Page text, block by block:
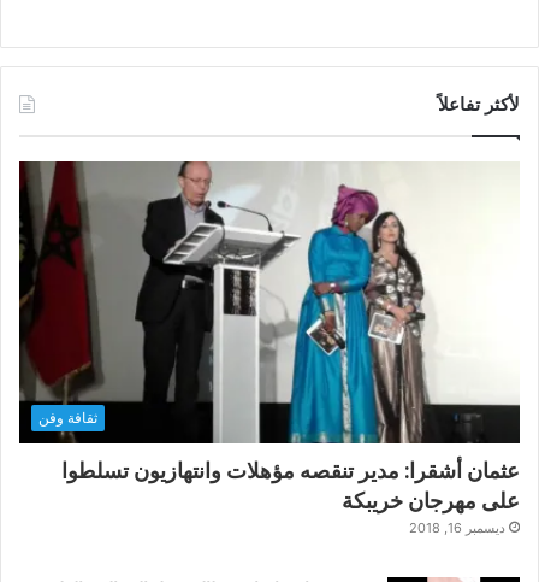
لأكثر تفاعلاً
ثقافة وفن
عثمان أشقرا: مدير تنقصه مؤهلات وانتهازيون تسلطوا
على مهرجان خريبكة
ديسمبر 16, 2018